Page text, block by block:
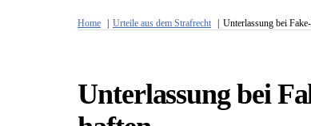
Home Urteile aus dem Strafrecht Unterlassung bei
Unterlassung bei